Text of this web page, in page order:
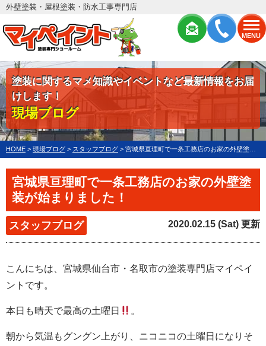
MENU
外壁塗装・屋根塗装・防水工事専門店
塗装に関するマメ知識やイベントなど最新情報をお届
けします！
現場ブログ
HOME > 現場ブログ > スタッフブログ > 宮城県亘理町で一条工務店のお家の外壁塗装が始まりました！
宮城県亘理町で一条工務店のお家の外壁塗
装が始まりました！
スタッフブログ 2020.02.15 (Sat) 更新
こんにちは、宮城県仙台市・名取市の塗装専門店マイペイ
ントです。
本日も晴天で最高の土曜日 。
朝から気温もグングン上がり、ニコニコの土曜日になりそ